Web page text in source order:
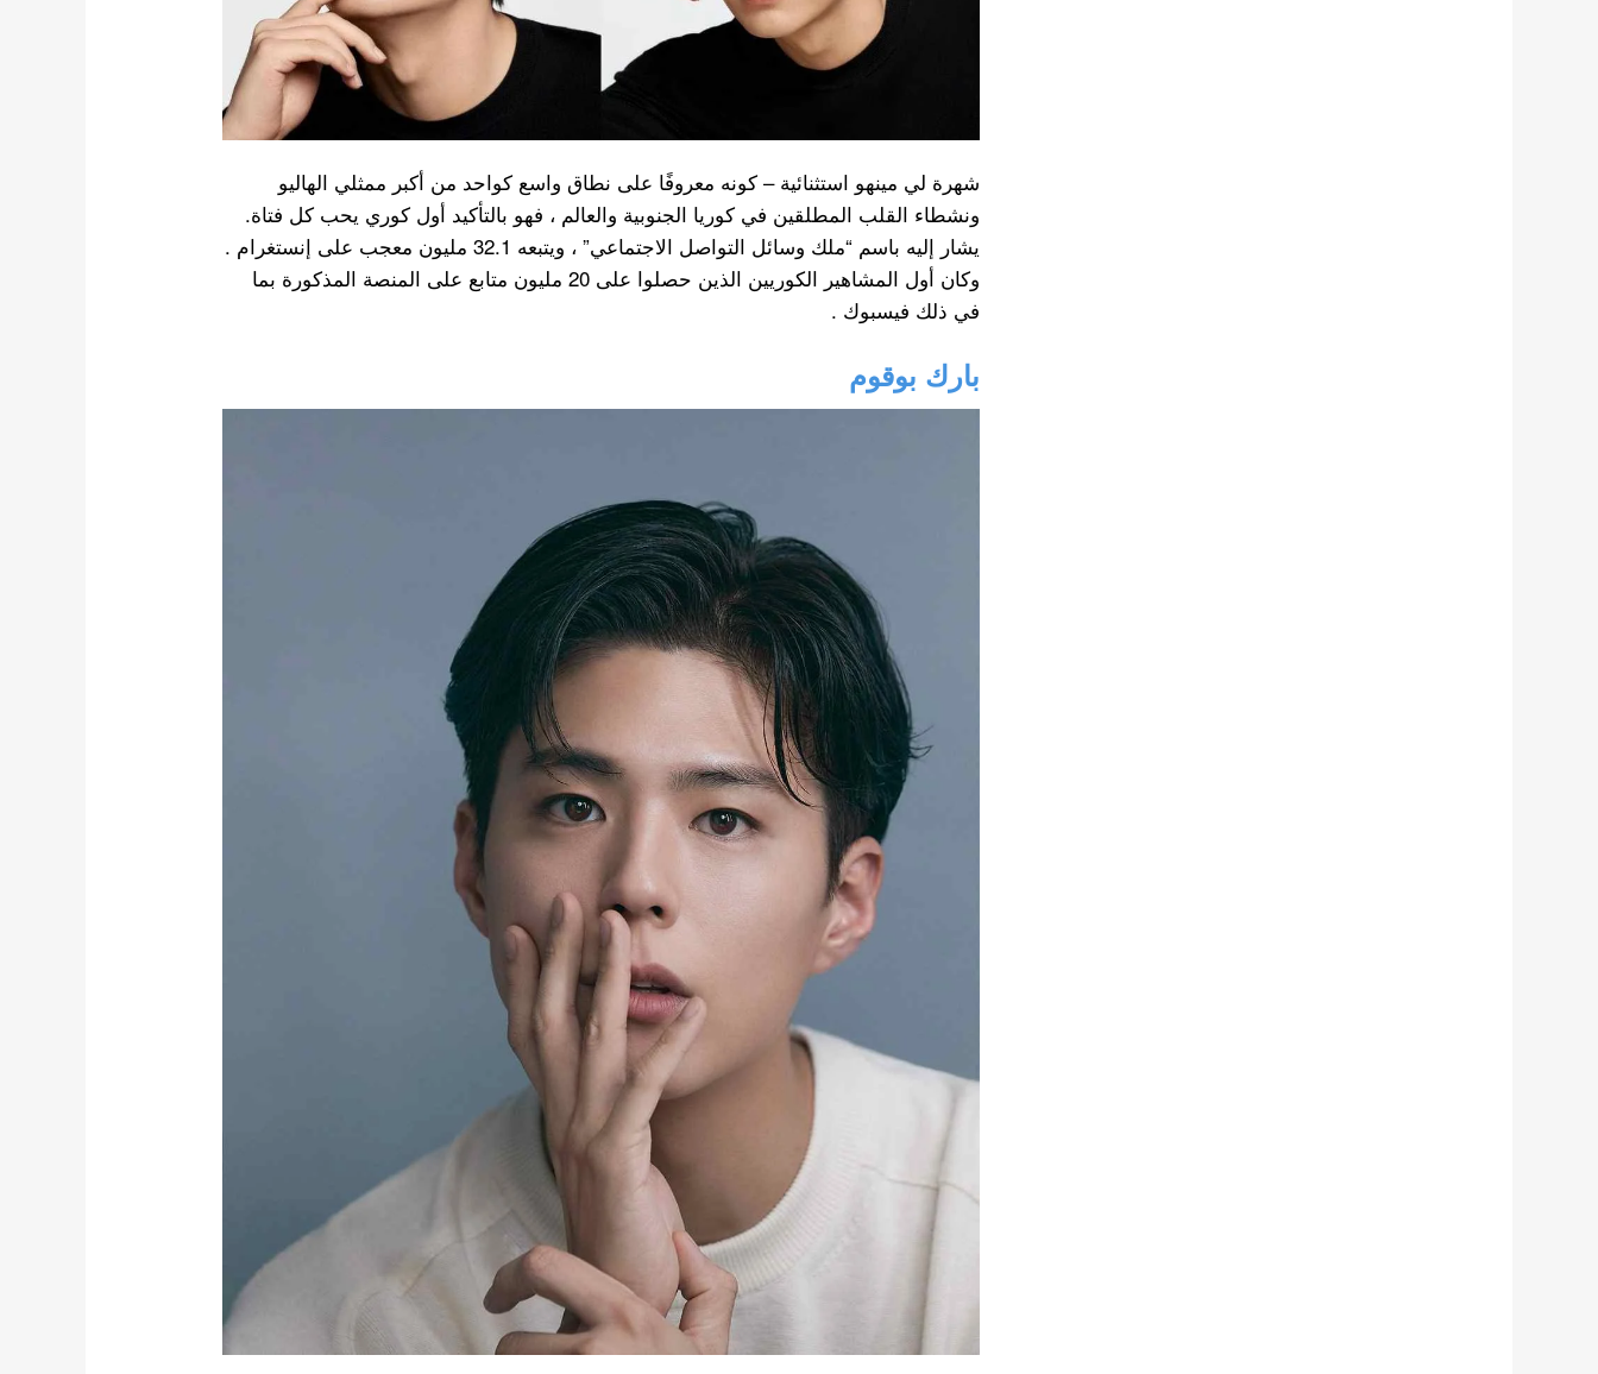
شهرة لي مينهو استثنائية – كونه معروفًا على نطاق واسع كواحد من أكبر ممثلي الهاليو
ونشطاء القلب المطلقين في كوريا الجنوبية والعالم ، فهو بالتأكيد أول كوري يحب كل فتاة.
يشار إليه باسم “ملك وسائل التواصل الاجتماعي” ، ويتبعه 32.1 مليون معجب على إنستغرام .
وكان أول المشاهير الكوريين الذين حصلوا على 20 مليون متابع على المنصة المذكورة بما
في ذلك فيسبوك .
بارك بوقوم